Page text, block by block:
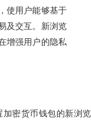
使用户能够基于
及交互。新浏览
增强用户的隐私
密货币钱包的新浏览